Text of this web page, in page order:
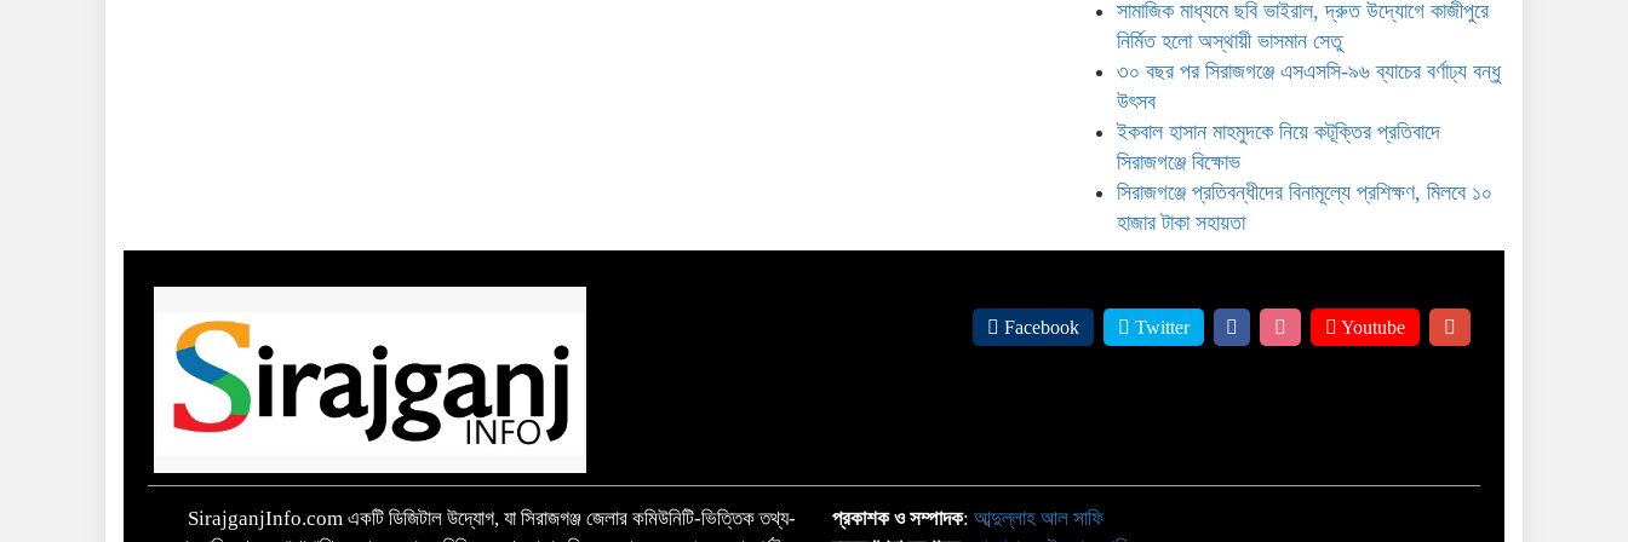
সিরাজগঞ্জে প্রতিবন্ধীদের বিনামূল্যে প্রশিক্ষণ, মিলবে ১০
হাজার টাকা সহায়তা
সামাজিক মাধ্যমে ছবি ভাইরাল, দ্রুত উদ্যোগে কাজীপুরে
নির্মিত হলো অস্থায়ী ভাসমান সেতু
৩০ বছর পর সিরাজগঞ্জে এসএসসি-৯৬ ব্যাচের বর্ণাঢ্য বন্ধু
উৎসব
ইকবাল হাসান মাহমুদকে নিয়ে কটূক্তির প্রতিবাদে
সিরাজগঞ্জে বিক্ষোভ
সিরাজগঞ্জে প্রতিবন্ধীদের বিনামূল্যে প্রশিক্ষণ, মিলবে ১০
হাজার টাকা সহায়তা
Facebook Twitter Youtube
SirajganjInfo.com একটি ডিজিটাল উদ্যোগ, যা সিরাজগঞ্জ জেলার কমিউনিটি-ভিত্তিক তথ্য-
প্রকাশক ও সম্পাদক: আব্দুল্লাহ আল সাফি